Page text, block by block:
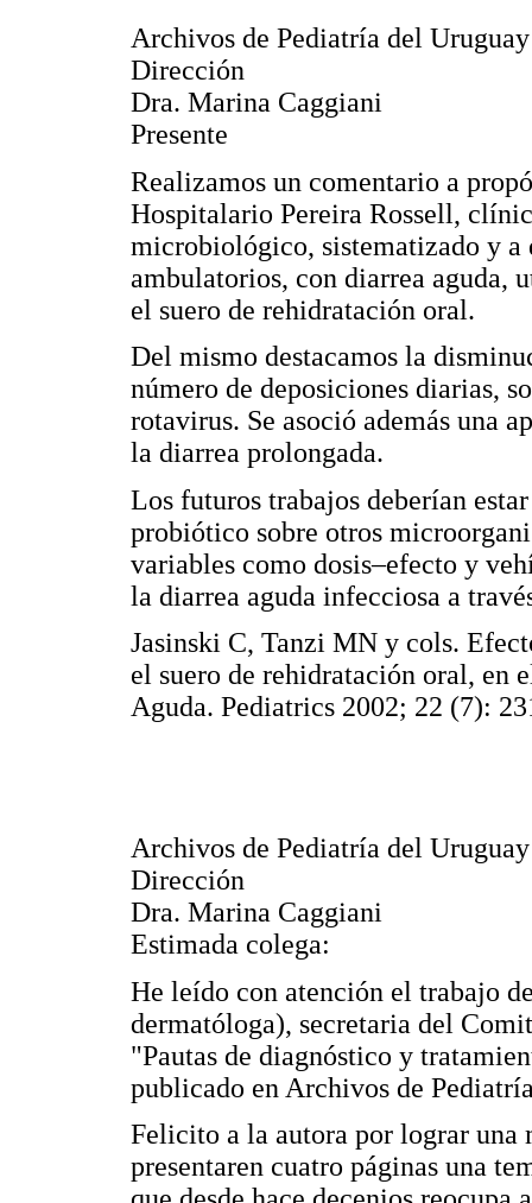
Archivos de Pediatría del Uruguay
Dirección
Dra. Marina Caggiani
Presente
Realizamos un comentario a
Hospitalario Pereira Rossell,
microbiológico, sistematizado y a
ambulatorios, con diarrea aguda,
el suero de rehidratación oral.
Del mismo destacamos la
número de deposiciones diarias,
rotavirus. Se asoció además una
la diarrea prolongada.
Los futuros trabajos deberían
probiótico sobre otros
variables como dosis–efecto y
la diarrea aguda infecciosa a
Jasinski C, Tanzi MN y cols.
el suero de rehidratación oral, en
Aguda. Pediatrics 2002; 22 (7):
Archivos de Pediatría del Uruguay
Dirección
Dra. Marina Caggiani
Estimada colega:
He leído con atención el trabajo
dermatóloga), secretaria del
"Pautas de diagnóstico y
publicado en Archivos de
Felicito a la autora por lograr una
presentaren cuatro páginas una